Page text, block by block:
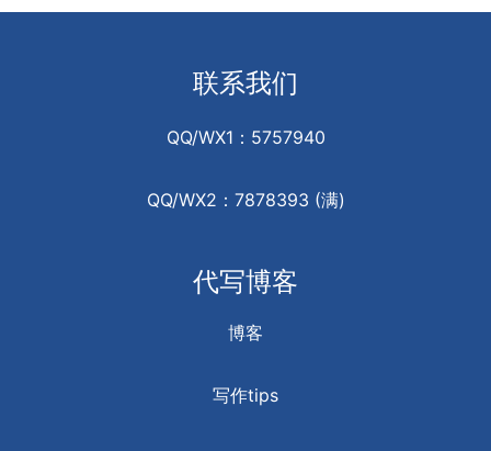
联系我们
QQ/WX1：5757940
QQ/WX2：7878393 (满)
代写博客
博客
写作tips